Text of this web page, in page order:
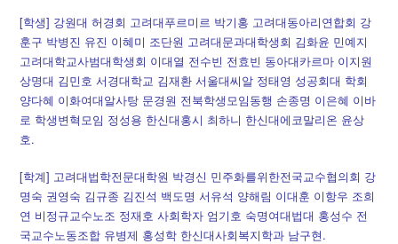
[학생] 강원대 허경회 고려대푸르미르 박기홍 고려대동아리연합회 강
훈구 박병진 유진 이혜미 조단원 고려대문과대학생회 김화윤 민예지
고려대학교사범대학생회 이대열 전수빈 전효빈 동아대카르마 이지원
상명대 김민호 서경대학교 김재환 서울대씨알 정태영 성공회대 학회
양다혜 이화여대알사탕 문경원 전북학생모임동행 손종명 이은혜 이바
로 학생변혁모임 정성용 한신대홍시 최하니 한신대에코말리온 윤상
호.
[학계] 고려대법학전문대학원 박경신 민주화를위한전국교수협의회 강
명숙 권영숙 김규종 김진석 백도명 서유석 양해림 이대훈 이항우 조희
연 비정규교수노조 정재호 사회학자 엄기호 숙명여대법대 홍성수 전
국교수노동조합 유병제 홍성학 한신대사회복지학과 남구현.